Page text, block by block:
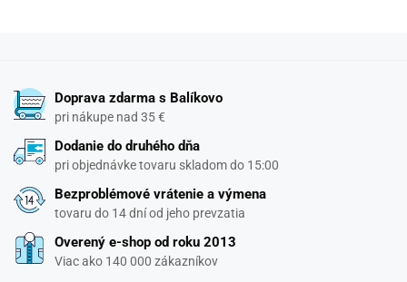
Doprava zdarma s Balíkovo
pri nákupe nad 35 €
Dodanie do druhého dňa
pri objednávke tovaru skladom do 15:00
Bezproblémové vrátenie a výmena
tovaru do 14 dní od jeho prevzatia
Overený e-shop od roku 2013
Viac ako 140 000 zákazníkov